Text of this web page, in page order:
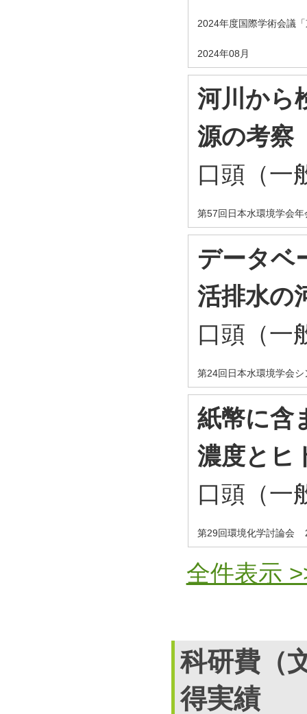
2024年度国際学術会議
2024年08月
河川から
源の考察
口頭（一
第57回日本水環境学会
データベ
活排水の
口頭（一
第24回日本水環境学会
紙幣に含
濃度とヒ
口頭（一
第29回環境化学討論会
全件表示
科研費（
得実績